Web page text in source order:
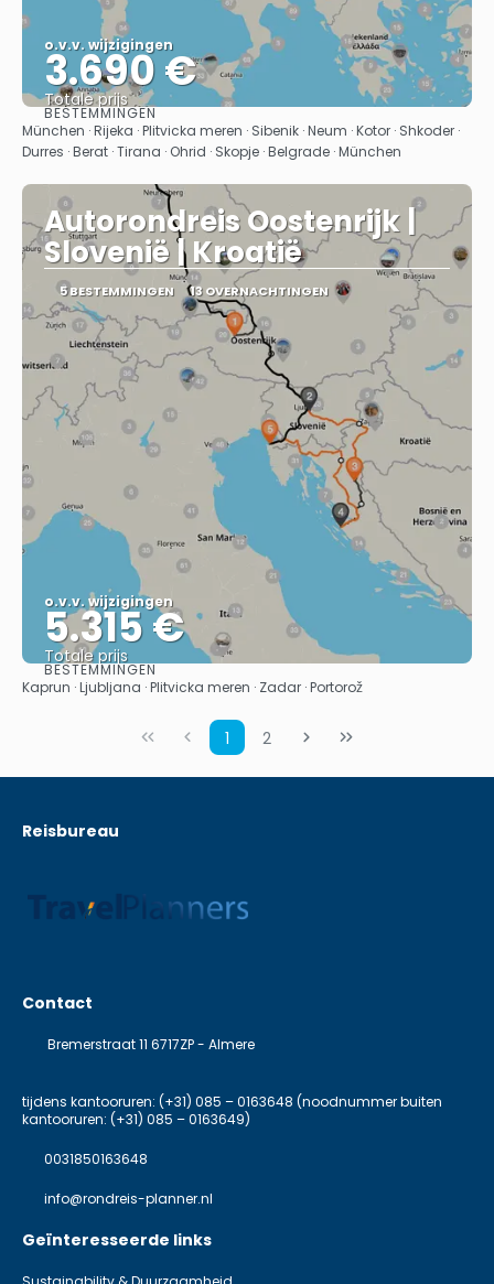
o.v.v. wijzigingen
3.690 €
Totale prijs
Bekijk
BESTEMMINGEN
München · Rijeka · Plitvicka meren · Sibenik · Neum · Kotor · Shkoder ·
Durres · Berat · Tirana · Ohrid · Skopje · Belgrade · München
Autorondreis Oostenrijk |
Slovenië | Kroatië
5 BESTEMMINGEN 13 OVERNACHTINGEN
o.v.v. wijzigingen
5.315 €
Totale prijs
Bekijk
BESTEMMINGEN
Kaprun · Ljubljana · Plitvicka meren · Zadar · Portorož
1 2
Reisbureau
Contact
Bremerstraat 11 6717ZP - Almere
tijdens kantooruren: (+31) 085 – 0163648 (noodnummer buiten
kantooruren: (+31) 085 – 0163649)
0031850163648
info@rondreis-planner.nl
Geïnteresseerde links